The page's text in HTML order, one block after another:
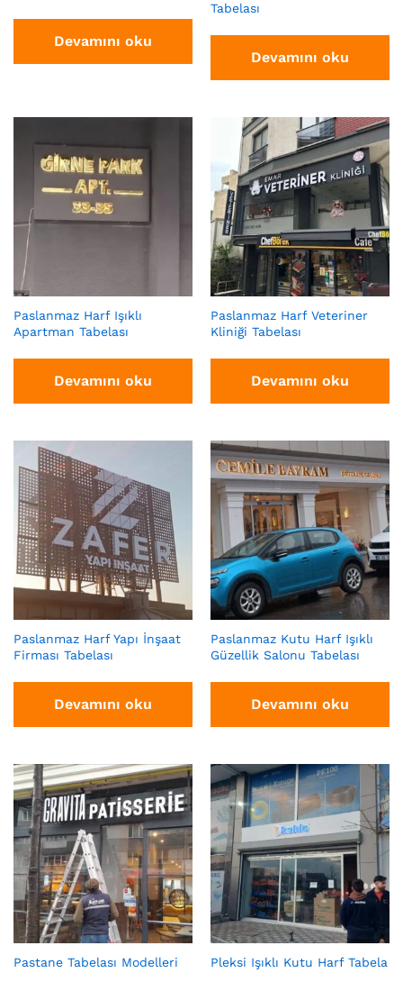
Devamını oku
Tabelası
Devamını oku
Paslanmaz Harf Işıklı
Apartman Tabelası
Devamını oku
Paslanmaz Harf Veteriner
Kliniği Tabelası
Devamını oku
Paslanmaz Harf Yapı İnşaat
Firması Tabelası
Devamını oku
Paslanmaz Kutu Harf Işıklı
Güzellik Salonu Tabelası
Devamını oku
Pastane Tabelası Modelleri Pleksi Işıklı Kutu Harf Tabela